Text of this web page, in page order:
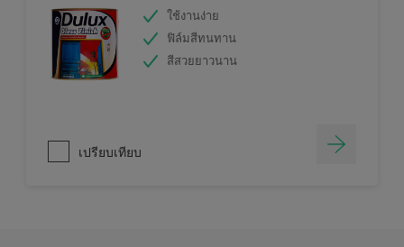
ใช้งานง่าย
ฟิล์มสีทนทาน
สีสวยยาวนาน
เปรียบเทียบ